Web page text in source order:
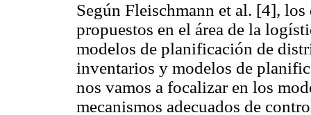
Según Fleischmann et al. [4],
propuestos en el área de la
modelos de planificación de
inventarios y modelos de
nos vamos a focalizar en los
mecanismos adecuados de